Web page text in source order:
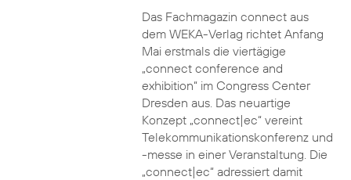
Das Fachmagazin connect aus
dem WEKA-Verlag richtet Anfang
Mai erstmals die viertägige
„connect conference and
exhibition“ im Congress Center
Dresden aus. Das neuartige
Konzept „connect|ec“ vereint
Telekommunikationskonferenz und
-messe in einer Veranstaltung. Die
„connect|ec“ adressiert damit